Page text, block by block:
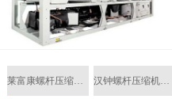
莱富康螺杆压缩机维修 汉钟螺杆压缩机维修